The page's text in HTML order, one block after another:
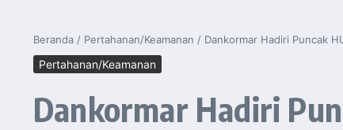
Beranda / Pertahanan/Keamanan / Dankormar Hadiri Puncak
Pertahanan/Keamanan
Dankormar Hadiri